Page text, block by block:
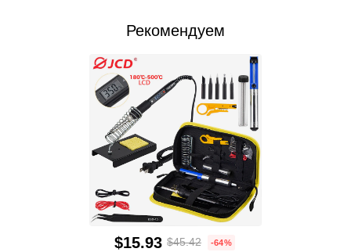
Рекомендуем
$15.93 $45.42 -64%